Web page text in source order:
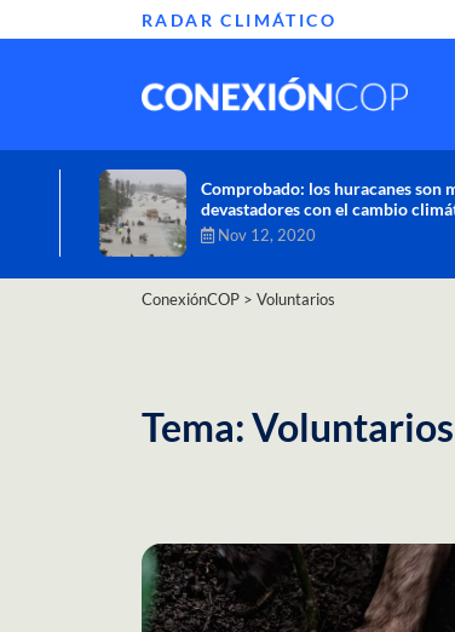
RADAR CLIMÁTICO
Informe de la ONU alerta sobre
efectos del cambio climático en
Oct 26, 2020
ConexiónCOP > Voluntarios
Tema: Voluntarios